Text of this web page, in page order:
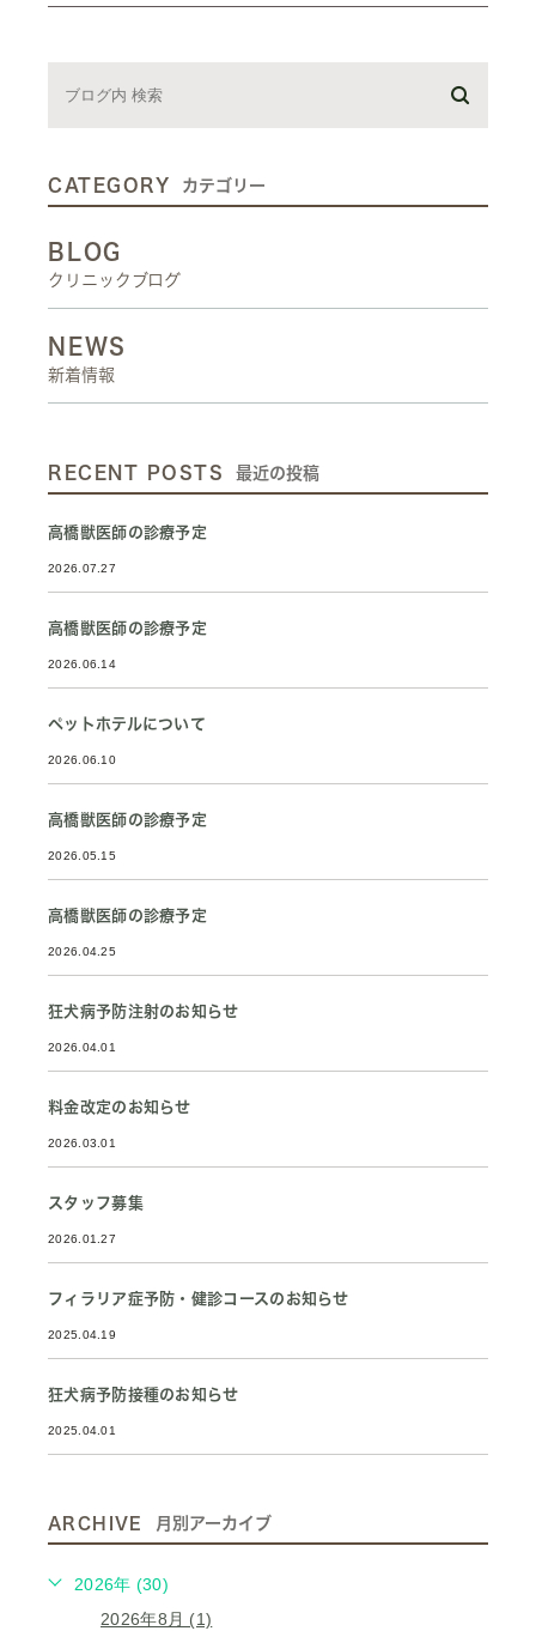
CATEGORY カテゴリー
BLOG
クリニックブログ
NEWS
新着情報
RECENT POSTS 最近の投稿
高橋獣医師の診療予定
2026.07.27
高橋獣医師の診療予定
2026.06.14
ペットホテルについて
2026.06.10
高橋獣医師の診療予定
2026.05.15
高橋獣医師の診療予定
2026.04.25
狂犬病予防注射のお知らせ
2026.04.01
料金改定のお知らせ
2026.03.01
スタッフ募集
2026.01.27
フィラリア症予防・健診コースのお知らせ
2025.04.19
狂犬病予防接種のお知らせ
2025.04.01
ARCHIVE 月別アーカイブ
2026年 (30)
2026年8月 (1)